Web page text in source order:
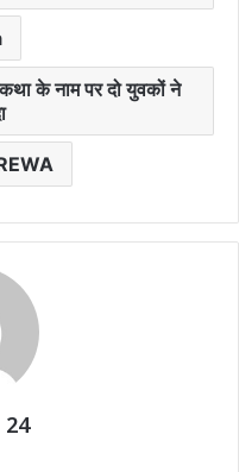
के नाम पर दो युवकों ने